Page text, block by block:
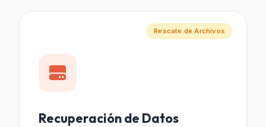
Rescate de Archivos
Recuperación de Datos